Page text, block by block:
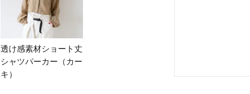
透け感素材ショート丈
シャツパーカー（カー
キ）